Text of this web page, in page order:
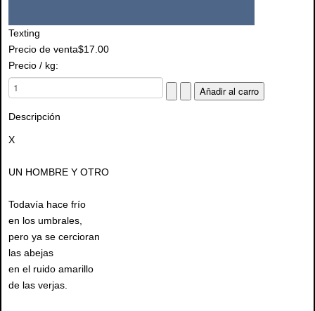
Texting
Precio de venta$17.00
Precio / kg:
Descripción
X
UN HOMBRE Y OTRO
Todavía hace frío
en los umbrales,
pero ya se cercioran
las abejas
en el ruido amarillo
de las verjas.